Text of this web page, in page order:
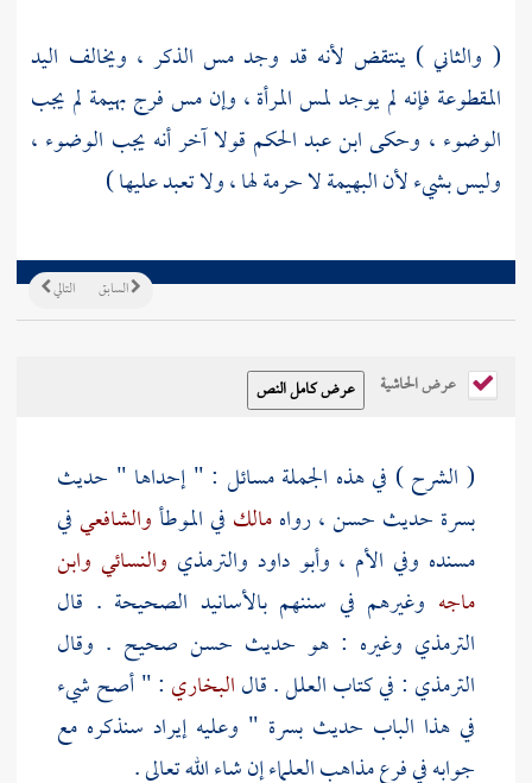
( والثاني ) ينتقض لأنه قد وجد مس الذكر ، ويخالف اليد
المقطوعة فإنه لم يوجد لمس المرأة ، وإن مس فرج بهيمة لم يجب
الوضوء ، وحكىابن عبد الحكم قولا آخر أنه يجب الوضوء ،
وليس بشيء لأن البهيمة لا حرمة لها ، ولا تعبد عليها )
التالي السابق
عرض الحاشية
( الشرح ) في هذه الجملة مسائل : " إحداها " حديث
بسرة حديث حسن ، رواهمالك في الموطأوالشافعيفي
مسنده وفي الأم ، وأبو داود والترمذي والنسائي وابن
ماجه وغيرهم في سننهم بالأسانيد الصحيحة . قال
الترمذي وغيره : هو حديث حسن صحيح . وقال
الترمذي : في كتاب العلل . قالالبخاري : " أصح شيء
في هذا الباب حديثبسرة " وعليه إيراد سنذكره مع
جوابه في فرع مذاهب العلماء إن شاء الله تعالى .